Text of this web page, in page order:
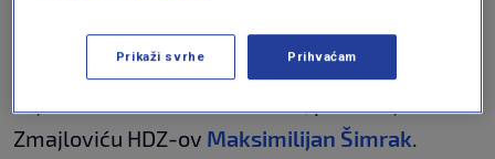
Licemjerno je da niste osudili izrugivanje s
mladima koji su stajali iza
Dragana Primorca
Zmajloviću HDZ-ov Maksimilijan Šimrak.
Prikaži svrhe Prihvaćam